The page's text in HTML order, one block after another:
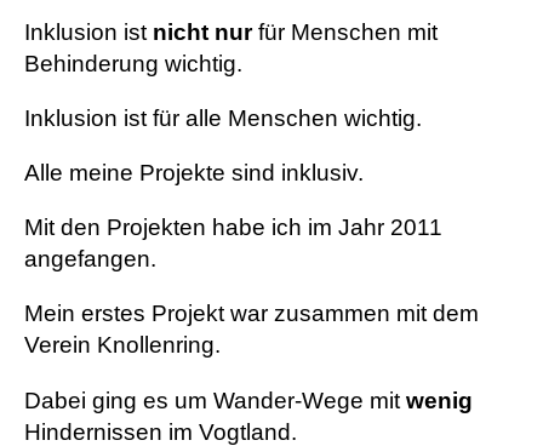
Inklusion ist nicht nurfür Menschen mit
Behinderung wichtig.
Inklusion ist für alle Menschen wichtig.
Alle meine Projekte sind inklusiv.
Mit den Projekten habe ich im Jahr 2011
angefangen.
Mein erstes Projekt war zusammen mit dem
Verein Knollenring.
Dabei ging es um Wander-Wege mit wenig
Hindernissen im Vogtland.